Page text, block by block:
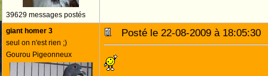
39629 messages postés
giant homer 3
seul on n'est rien ;)
Gourou Pigeonneux
Posté le 22-08-2009 à